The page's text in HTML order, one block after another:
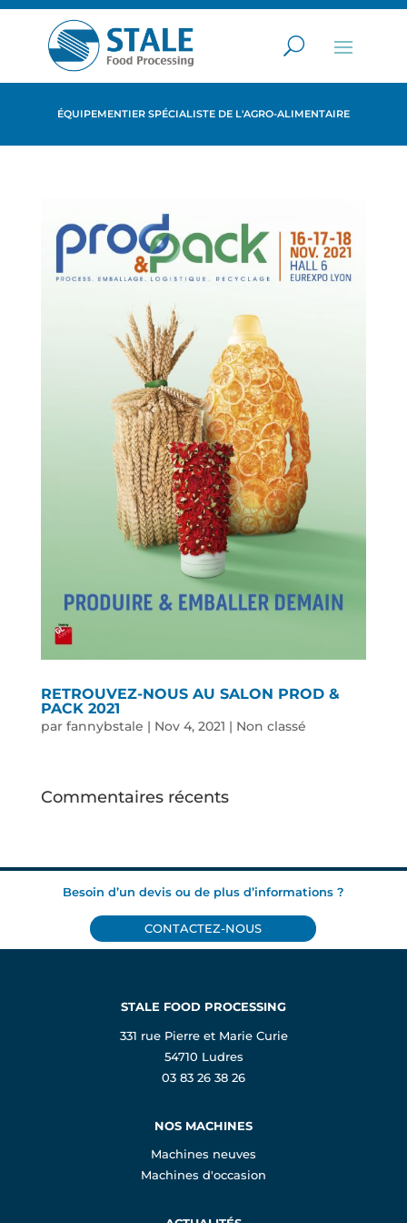
ÉQUIPEMENTIER SPÉCIALISTE DE L'AGRO-ALIMENTAIRE
RETROUVEZ-NOUS AU SALON PROD &
PACK 2021
par fannybstale | Nov 4, 2021 | Non classé
Commentaires récents
Besoin d’un devis ou de plus d’informations ?
CONTACTEZ-NOUS
STALE FOOD PROCESSING
331 rue Pierre et Marie Curie
54710 Ludres
03 83 26 38 26
NOS MACHINES
Machines neuves
Machines d'occasion